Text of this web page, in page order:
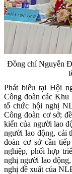
Đồng chí Nguyễn
Phát biểu tại Hội
Công đoàn các Khu
tổ chức hội nghị
Công đoàn cơ sở;
kiến của người lao
người lao động, cải
đoàn cơ sở cần
nghiệp, phối hợp
nghị người lao
nghị đề xuất của